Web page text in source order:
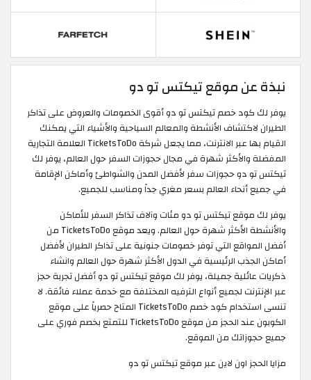
نبذة عن موقع تيكتس تو دو
يوفر لك كود خصم تيكتس تو دو أقوى الخصومات والعروض على تذاكر
الطيران لاكتشاف الأنشطة والمعالم السياحية والأشياء التي يمكنك
القيام بها عبر الانترنت، مما يجعل شركة TicketsToDo العلامة التجارية
المفضلة والأكثر شهرة في مجال حجوزات السفر حول العالم، يوفر لك
تيكتس تو دو حجوزات سفر لأفضل المدن والشواطئ وأماكن الإقامة
في جميع أنحاء العالم بسعر مغري جداً ومناسب للجميع.
يوفر لك موقع تيكتس تو دو مئات وآلاف تذاكر السفر للأماكن
والأنشطة الأكثر شهرة حول العالم. ويعد موقع TicketsToDo من
أفضل المواقع التي توفر خصومات جنونية على تذاكر الطيران لأفضل
أماكن الجذب الرئيسية في الدول الأكثر شهرة حول العالم وانشاء
ذكريات عائلية جميلة، يوفر لك موقع تيكتس تو دو أفضل تجربة حجز
عبر الإنترنت لجميع أنواع الترفيه المختلفة مع خدمة عملاء فائقة. لا
تنسى استخدام كود خصم TicketsToDo المتاح حصرياً على موقع
الكوبون عند الحجز من موقع TicketsToDo للتمتع بخصم فوري على
جميع حجوزاتك من الموقع. ​
مزايا الحجز اون لاين عبر موقع تيكتس تو دو